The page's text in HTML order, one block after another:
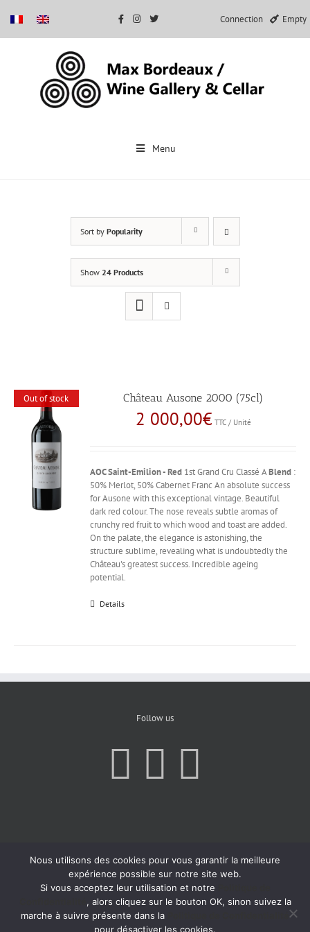
Connection Empty
Menu
Sort by Popularity
Show 24 Products
Out of stock Château Ausone 2000 (75cl)
2 000,00€ TTC / Unité
AOC Saint-Emilion - Red 1st Grand Cru Classé ABlend :
50% Merlot, 50% Cabernet Franc An absolute success
for Ausone with this exceptional vintage. Beautiful
dark red colour. The nose reveals subtle aromas of
crunchy red fruit to which wood and toast are added.
On the palate, the elegance is astonishing, the
structure sublime, revealing what is undoubtedly the
Château's greatest success. Incredible ageing
potential.
Details
Follow us
Nous utilisons des cookies pour vous garantir la meilleure
expérience possible sur notre site web.
Si vous acceptez leur utilisation et notre
, alors cliquez sur le bouton OK, sinon suivez la
marche à suivre présente dans la
pour désactiver les cookies.